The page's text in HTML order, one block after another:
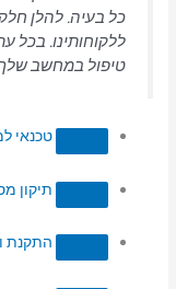
כל בעיה. להלן
ללקוחותינו. בכל
טיפול במחשב
טכנאי
תיקון
התקנת